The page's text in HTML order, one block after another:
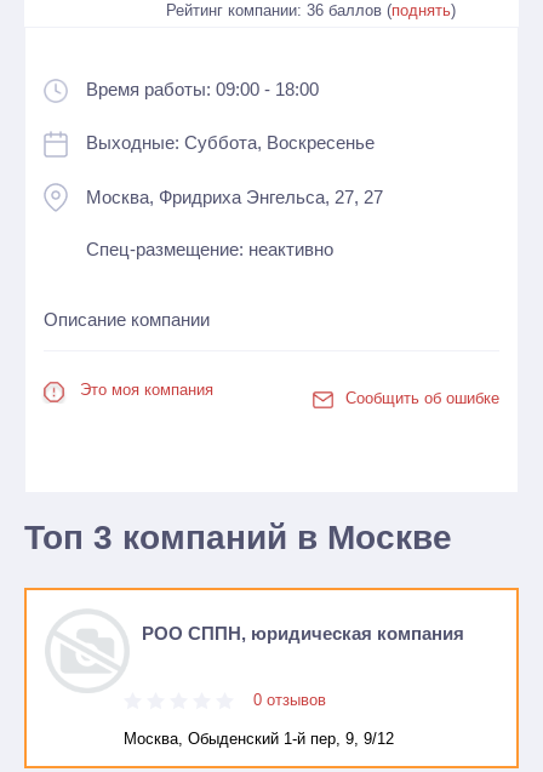
Рейтинг компании: 36 баллов (поднять)
Время работы: 09:00 - 18:00
Выходные: Суббота, Воскресенье
Москва, Фридриха Энгельса, 27, 27
Спец-размещение: неактивно
Описание компании
Это моя компания Сообщить об ошибке
Топ 3 компаний в Москве
РОО СППН, юридическая компания
0 отзывов
Москва, Обыденский 1-й пер, 9, 9/12